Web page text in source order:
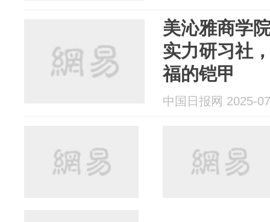
美沁雅商学
实力研习社
福的铠甲
中国日报网 2025-